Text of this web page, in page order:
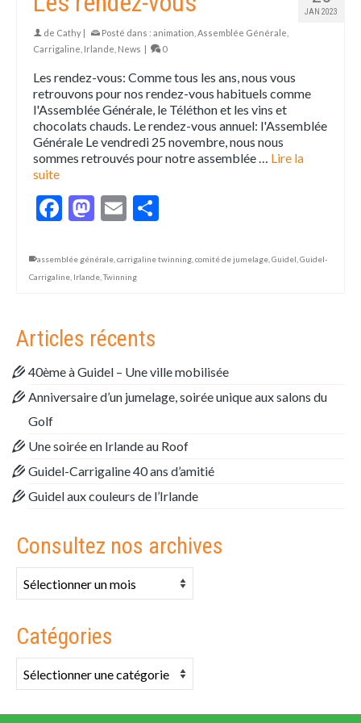
JAN 2023
de Cathy | Posté dans : animation Assemblée Générale
Carrigaline Irlande News | 0
Les rendez-vous: Comme tous les ans, nous vous
retrouvons pour nos rendez-vous habituels comme
l'Assemblée Générale, le Téléthon et les vins et
chocolats chauds. Le rendez-vous annuel: l'Assemblée
Générale Le vendredi 25 novembre, nous nous
sommes retrouvés pour notre assemblée … Lire la
suite
Facebook
Mastodon
Email
assemblée générale carrigaline twinning comité de jumelage Guidel Guidel-
Carrigaline Irlande ,Twinning
Articles récents
40ème à Guidel – Une ville mobilisée
Anniversaire d’un jumelage, soirée unique aux salons du
Golf
Une soirée en Irlande au Roof
Guidel-Carrigaline 40 ans d’amitié
Guidel aux couleurs de l’Irlande
Consultez nos archives
nos
Catégories